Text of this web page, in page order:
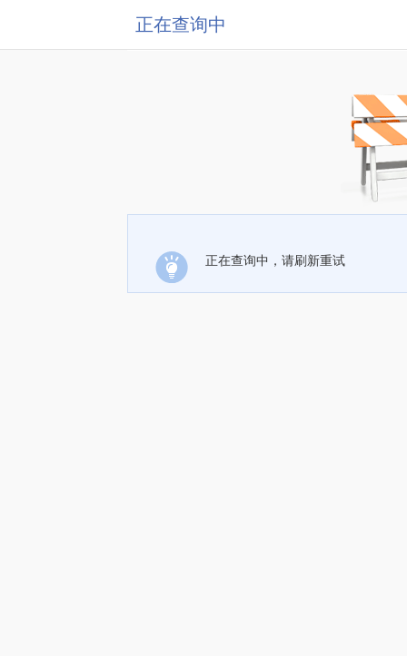
正在查询中
正在查询中，请刷新重试